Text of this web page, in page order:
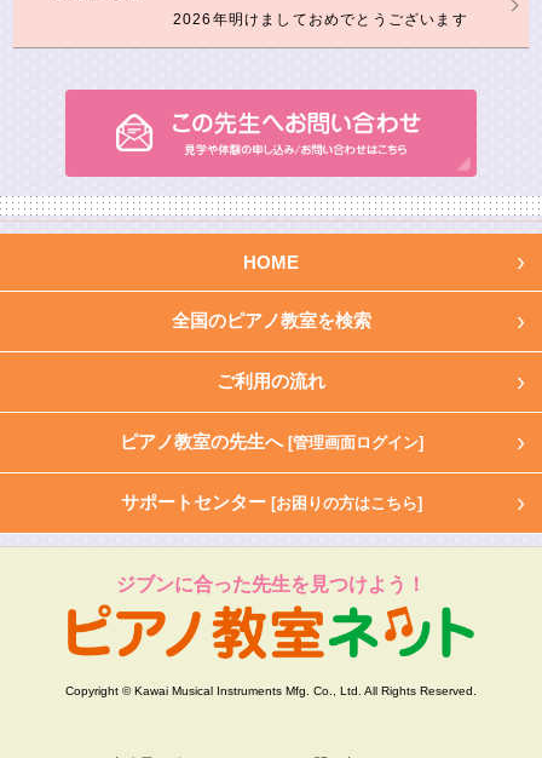
2026年明けましておめでとうございます
HOME
全国のピアノ教室を検索
ご利用の流れ
ピアノ教室の先生へ [管理画面ログイン]
サポートセンター [お困りの方はこちら]
ジブンに合った先生を見つけよう！
Copyright © Kawai Musical Instruments Mfg. Co., Ltd. All Rights Reserved.